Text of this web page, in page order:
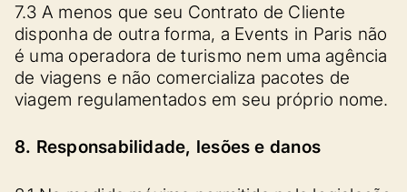
7.3 A menos que seu Contrato de Cliente
disponha de outra forma, a Events in Paris não
é uma operadora de turismo nem uma agência
de viagens e não comercializa pacotes de
viagem regulamentados em seu próprio nome.
8. Responsabilidade, lesões e danos